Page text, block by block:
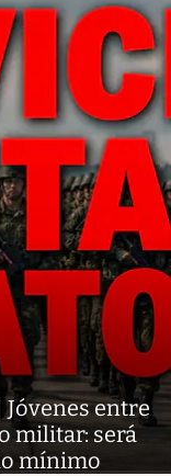
entre
militar: será
mínimo